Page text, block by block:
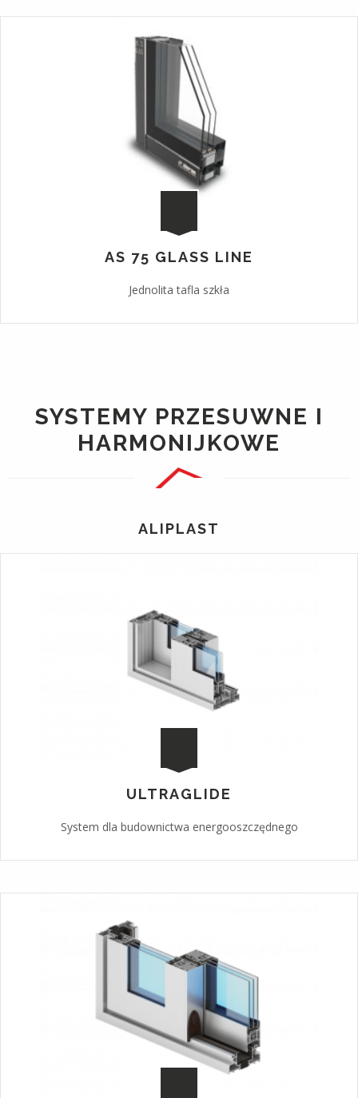
AS 75 GLASS LINE
Jednolita tafla szkła
SYSTEMY PRZESUWNE I
HARMONIJKOWE
ALIPLAST
ULTRAGLIDE
System dla budownictwa energooszczędnego